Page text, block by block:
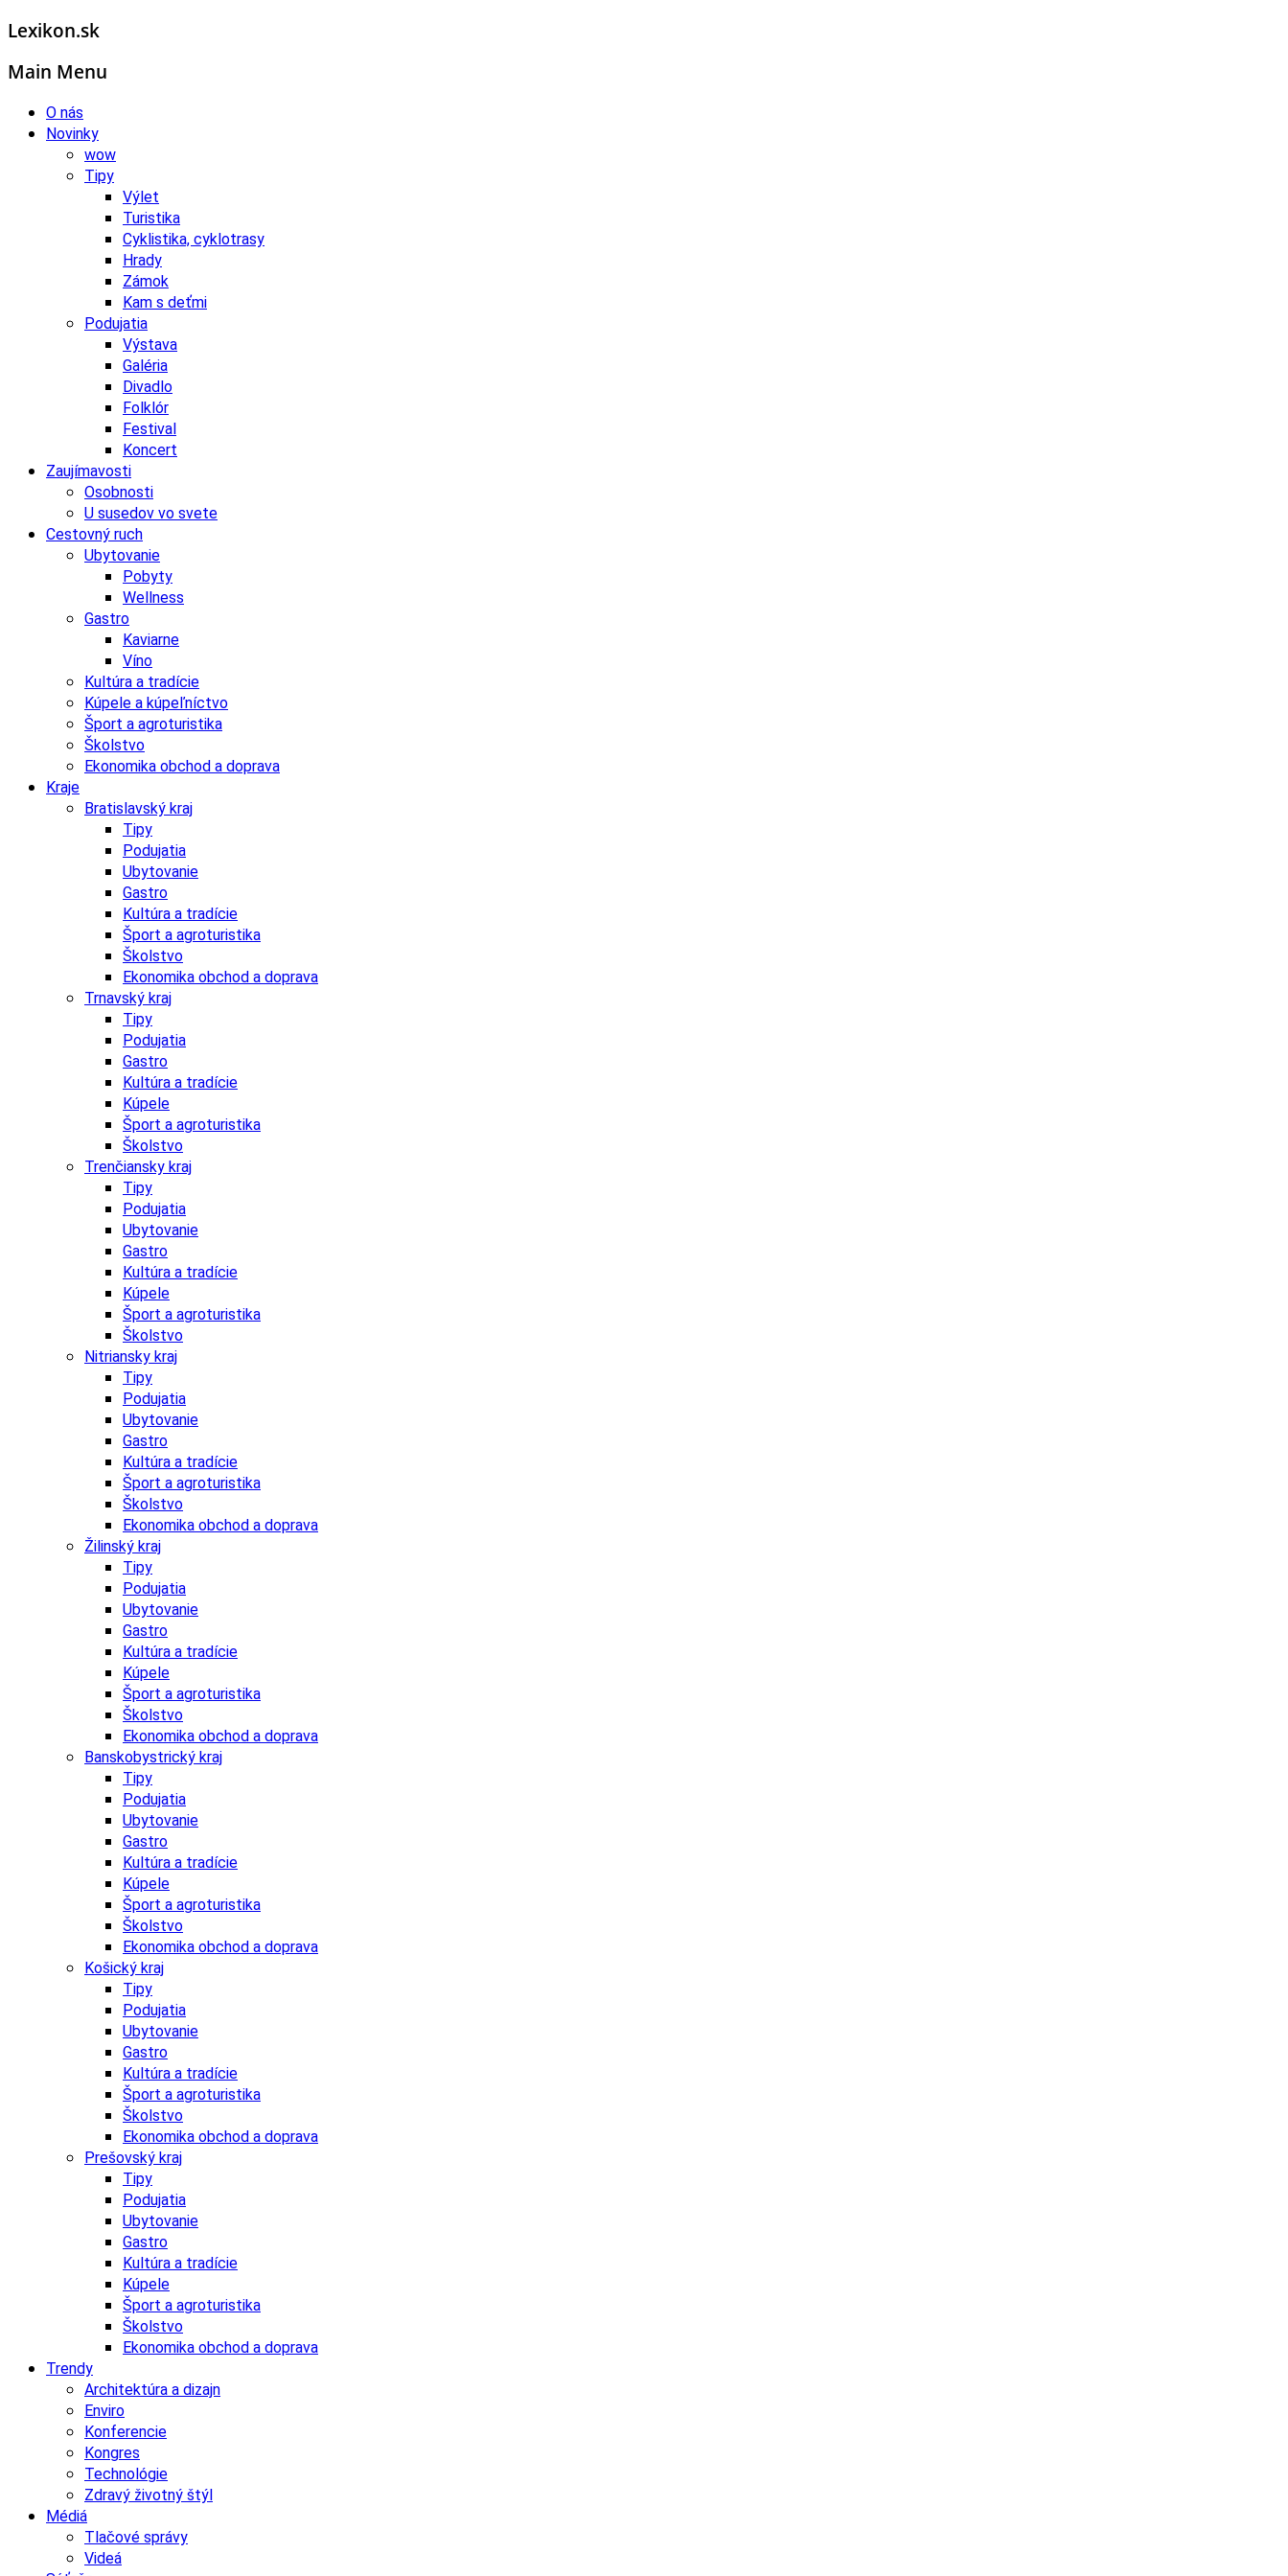
Lexikon.sk
Main Menu
O nás
Novinky
wow
Tipy
Výlet
Turistika
Cyklistika, cyklotrasy
Hrady
Zámok
Kam s deťmi
Podujatia
Výstava
Galéria
Divadlo
Folklór
Festival
Koncert
Zaujímavosti
Osobnosti
U susedov vo svete
Cestovný ruch
Ubytovanie
Pobyty
Wellness
Gastro
Kaviarne
Víno
Kultúra a tradície
Kúpele a kúpeľníctvo
Šport a agroturistika
Školstvo
Ekonomika obchod a doprava
Kraje
Bratislavský kraj
Tipy
Podujatia
Ubytovanie
Gastro
Kultúra a tradície
Šport a agroturistika
Školstvo
Ekonomika obchod a doprava
Trnavský kraj
Tipy
Podujatia
Gastro
Kultúra a tradície
Kúpele
Šport a agroturistika
Školstvo
Trenčiansky kraj
Tipy
Podujatia
Ubytovanie
Gastro
Kultúra a tradície
Kúpele
Šport a agroturistika
Školstvo
Nitriansky kraj
Tipy
Podujatia
Ubytovanie
Gastro
Kultúra a tradície
Šport a agroturistika
Školstvo
Ekonomika obchod a doprava
Žilinský kraj
Tipy
Podujatia
Ubytovanie
Gastro
Kultúra a tradície
Kúpele
Šport a agroturistika
Školstvo
Ekonomika obchod a doprava
Banskobystrický kraj
Tipy
Podujatia
Ubytovanie
Gastro
Kultúra a tradície
Kúpele
Šport a agroturistika
Školstvo
Ekonomika obchod a doprava
Košický kraj
Tipy
Podujatia
Ubytovanie
Gastro
Kultúra a tradície
Šport a agroturistika
Školstvo
Ekonomika obchod a doprava
Prešovský kraj
Tipy
Podujatia
Ubytovanie
Gastro
Kultúra a tradície
Kúpele
Šport a agroturistika
Školstvo
Ekonomika obchod a doprava
Trendy
Architektúra a dizajn
Enviro
Konferencie
Kongres
Technológie
Zdravý životný štýl
Médiá
Tlačové správy
Videá